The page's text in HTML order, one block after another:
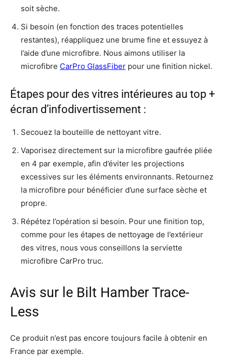
soit sèche.
Si besoin (en fonction des traces potentielles
restantes), réappliquez une brume fine et essuyez à
l’aide d’une microfibre. Nous aimons utiliser la
microfibre CarPro GlassFiber pour une finition nickel.
Étapes pour des vitres intérieures au top +
écran d’infodivertissement :
Secouez la bouteille de nettoyant vitre.
Vaporisez directement sur la microfibre gaufrée pliée
en 4 par exemple, afin d’éviter les projections
excessives sur les éléments environnants. Retournez
la microfibre pour bénéficier d’une surface sèche et
propre.
Répétez l’opération si besoin. Pour une finition top,
comme pour les étapes de nettoyage de l’extérieur
des vitres, nous vous conseillons la serviette
microfibre CarPro truc.
Avis sur le Bilt Hamber Trace-
Less
Ce produit n’est pas encore toujours facile à obtenir en
France par exemple.